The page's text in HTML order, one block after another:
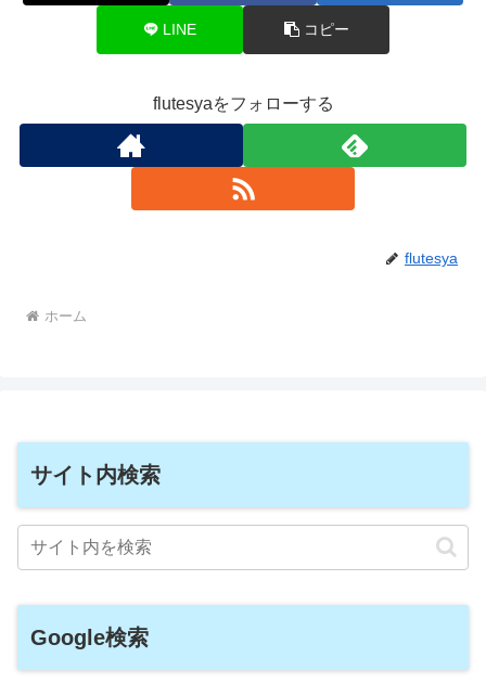
LINE コピー
flutesyaをフォローする
flutesya
ホーム
サイト内検索
Google検索